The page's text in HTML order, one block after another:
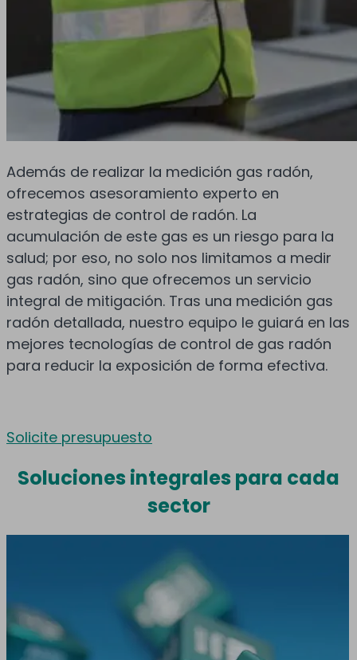
Además de realizar la medición gas radón,
ofrecemos asesoramiento experto en
estrategias de control de radón. La
acumulación de este gas es un riesgo para la
salud; por eso, no solo nos limitamos a medir
gas radón, sino que ofrecemos un servicio
integral de mitigación. Tras una medición gas
radón detallada, nuestro equipo le guiará en las
mejores tecnologías de control de gas radón
para reducir la exposición de forma efectiva.
Solicite presupuesto
Soluciones integrales para cada
sector